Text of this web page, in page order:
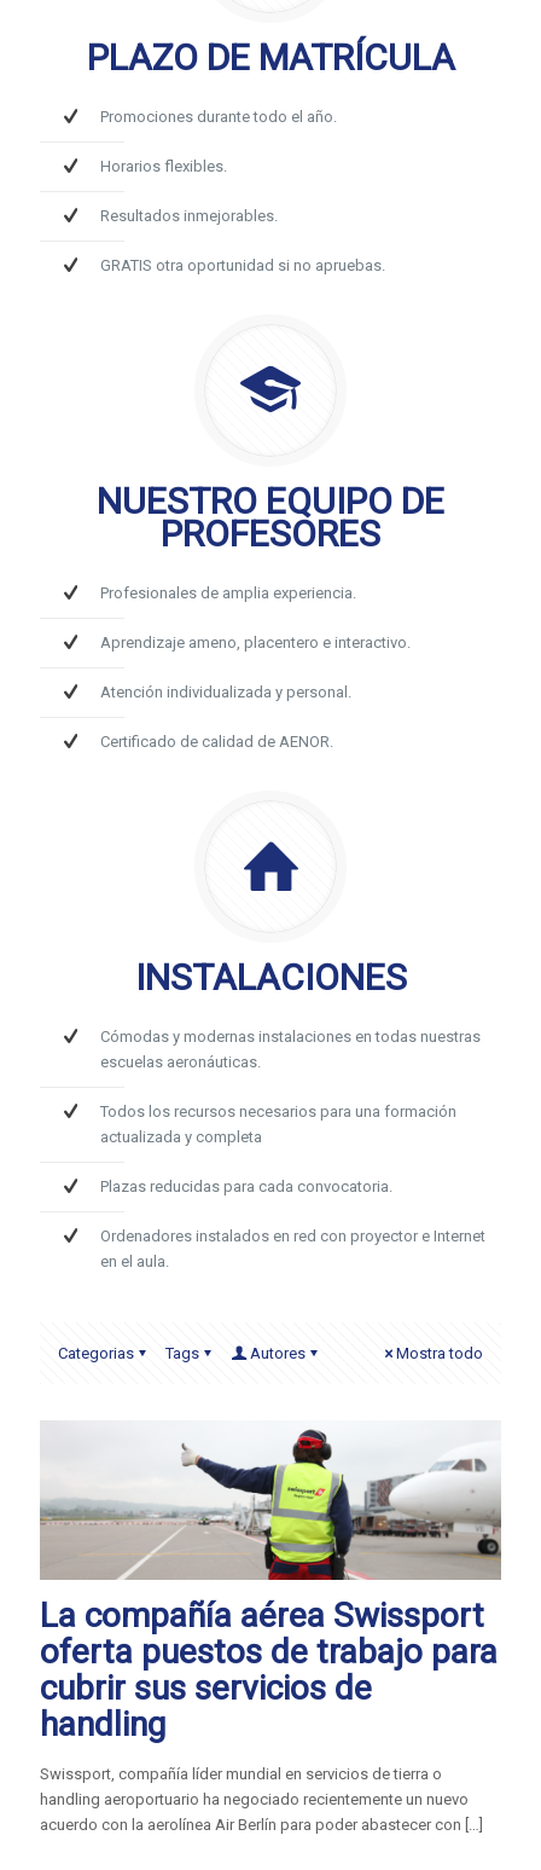
PLAZO DE MATRÍCULA
Promociones durante todo el año.
Horarios flexibles.
Resultados inmejorables.
GRATIS otra oportunidad si no apruebas.
NUESTRO EQUIPO DE
PROFESORES
Profesionales de amplia experiencia.
Aprendizaje ameno, placentero e interactivo.
Atención individualizada y personal.
Certificado de calidad de AENOR.
INSTALACIONES
Cómodas y modernas instalaciones en todas nuestras
escuelas aeronáuticas.
Todos los recursos necesarios para una formación
actualizada y completa
Plazas reducidas para cada convocatoria.
Ordenadores instalados en red con proyector e Internet
en el aula.
Categorias Tags Autores Mostra todo
La compañía aérea Swissport
oferta puestos de trabajo para
cubrir sus servicios de
handling
Swissport, compañía líder mundial en servicios de tierra o
handling aeroportuario ha negociado recientemente un nuevo
acuerdo con la aerolínea Air Berlín para poder abastecer con […]